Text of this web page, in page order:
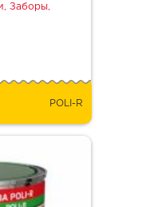
Заборы,
POLI-R